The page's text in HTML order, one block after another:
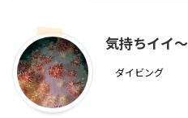
気持ちイイ～
ダイビング